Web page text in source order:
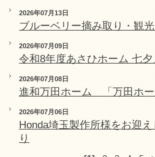
2026年07月13日
ブルーベリー摘み取り・観
2026年07月09日
令和8年度あさひホーム 七
2026年07月08日
進和万田ホーム 「万田ホ
2026年07月06日
Honda埼玉製作所様をお迎
り